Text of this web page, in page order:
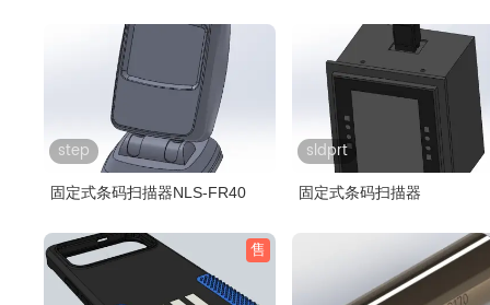
step
固定式条码扫描器NLS-FR40
sldprt
固定式条码扫描器
售